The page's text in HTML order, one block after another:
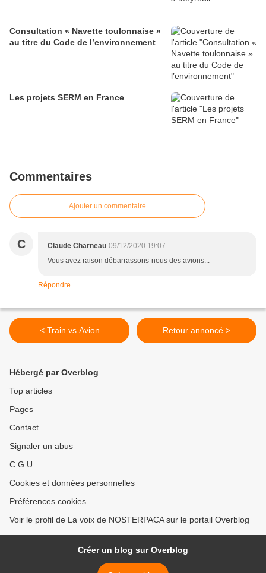
Consultation « Navette toulonnaise »
au titre du Code de l’environnement
Les projets SERM en France
Commentaires
Ajouter un commentaire
C Claude Charneau 09/12/2020 19:07
Vous avez raison débarrassons-nous des avions...
Répondre
< Train vs Avion Retour annoncé >
Hébergé par Overblog
Top articles
Pages
Contact
Signaler un abus
C.G.U.
Cookies et données personnelles
Préférences cookies
Voir le profil de La voix de NOSTERPACA sur le portail Overblog
Créer un blog sur Overblog